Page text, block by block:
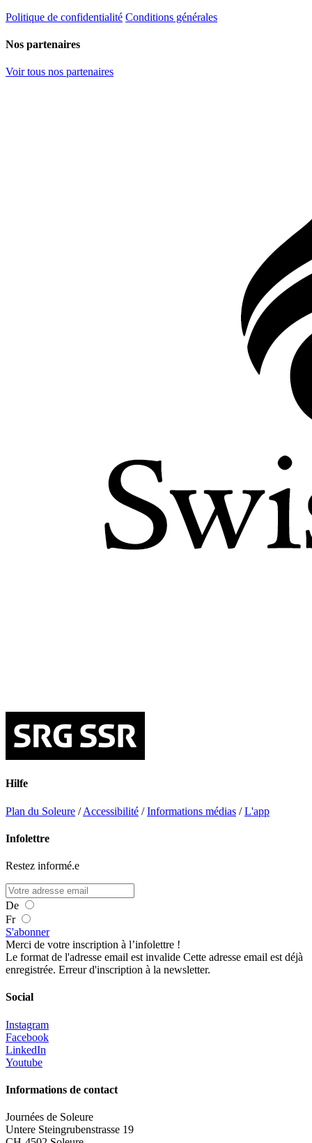
Politique de confidentialité Conditions générales
Nos partenaires
Voir tous nos partenaires
Hilfe
Plan du Soleure /Accessibilité /Informations médias /L'app
Infolettre
Restez informé.e
De
Fr
S'abonner
Merci de votre inscription à l’infolettre !
Le format de l'adresse email est invalide Cette adresse email est déjà
enregistrée. Erreur d'inscription à la newsletter.
Social
Instagram
Facebook
LinkedIn
Youtube
Informations de contact
Journées de Soleure
Untere Steingrubenstrasse 19